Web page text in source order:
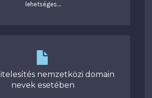
lehetséges....
nemzetközi domain
nevek esetében